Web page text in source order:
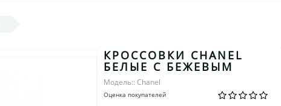
КРОССОВКИ CHANEL
БЕЛЫЕ С БЕЖЕВЫМ
Модель:: Chanel
Оценка покупателей